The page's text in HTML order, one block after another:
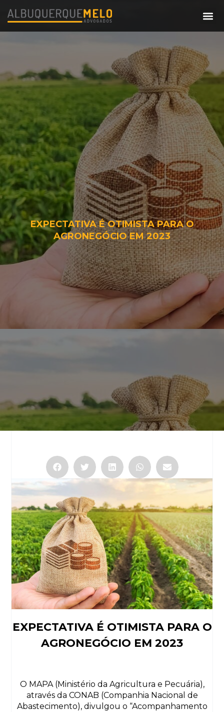
EXPECTATIVA É OTIMISTA PARA O
AGRONEGÓCIO EM 2023
EXPECTATIVA É OTIMISTA PARA O
AGRONEGÓCIO EM 2023
O MAPA (Ministério da Agricultura e Pecuária),
através da CONAB (Companhia Nacional de
Abastecimento), divulgou o “Acompanhamento